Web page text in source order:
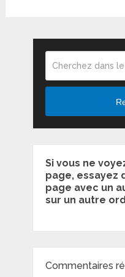
Si vous ne
page, essayez
page avec un
sur un autre
Commentaires